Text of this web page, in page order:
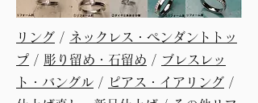
リング / ネックレス・ペンダントトッ
プ / 彫り留め・石留め / ブレスレッ
ト・バングル / ピアス・イアリング /